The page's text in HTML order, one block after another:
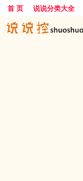
首 页 说说分类大全
励志
爱情